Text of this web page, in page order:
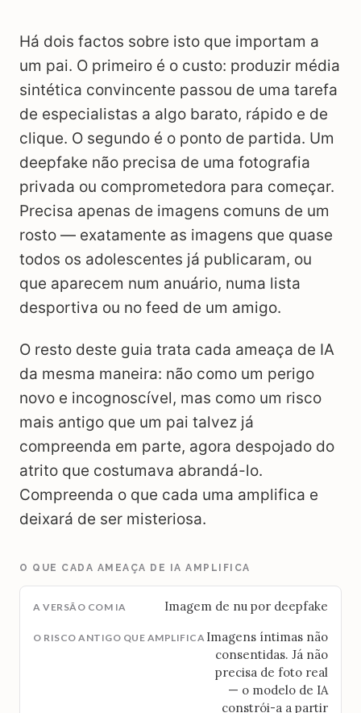
Há dois factos sobre isto que importam a
um pai. O primeiro é o custo: produzir média
sintética convincente passou de uma tarefa
de especialistas a algo barato, rápido e de
clique. O segundo é o ponto de partida. Um
deepfake não precisa de uma fotografia
privada ou comprometedora para começar.
Precisa apenas de imagens comuns de um
rosto — exatamente as imagens que quase
todos os adolescentes já publicaram, ou
que aparecem num anuário, numa lista
desportiva ou no feed de um amigo.
O resto deste guia trata cada ameaça de IA
da mesma maneira: não como um perigo
novo e incognoscível, mas como um risco
mais antigo que um pai talvez já
compreenda em parte, agora despojado do
atrito que costumava abrandá-lo.
Compreenda o que cada uma amplifica e
deixará de ser misteriosa.
O QUE CADA AMEAÇA DE IA AMPLIFICA
Imagem de nu por deepfake
Imagens íntimas não
consentidas. Já não
precisa de foto real
— o modelo de IA
constrói-a a partir